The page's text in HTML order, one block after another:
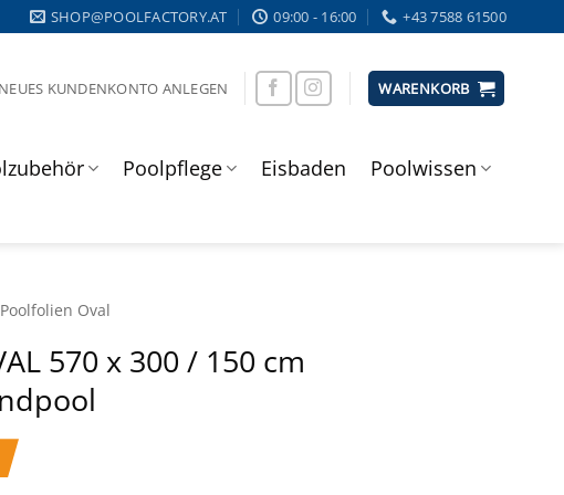
SHOP@POOLFACTORY.AT 09:00 - 16:00 +43 7588 61500
KUNDENKONTO ANLEGEN WARENKORB
Poolpflege Eisbaden
Poolwissen
Poolfolien Oval
570 x 300 / 150 cm